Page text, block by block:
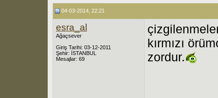
04-03-2014, 22:21
esra_al
Ağaçsever
Giriş Tarihi: 03-12-2011
Şehir: İSTANBUL
Mesajlar: 69
kırmızı
zordur.